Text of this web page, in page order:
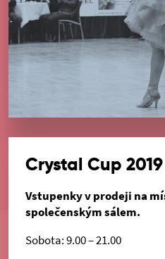
Crystal Cup 2019
Vstupenky v prodeji na
společenským sálem.
Sobota: 9.00 – 21.00